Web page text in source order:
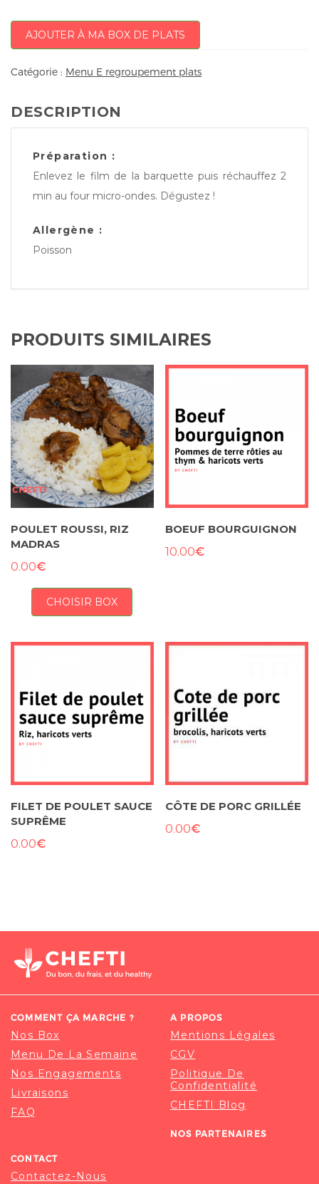
AJOUTER À MA BOX DE PLATS
Catégorie : Menu E regroupement plats
DESCRIPTION
Préparation :
Enlevez le film de la barquette puis réchauffez 2
min au four micro-ondes. Dégustez !
Allergène :
Poisson
PRODUITS SIMILAIRES
POULET ROUSSI, RIZ
MADRAS
0.00€
CHOISIR BOX
BOEUF BOURGUIGNON
10.00€
FILET DE POULET SAUCE
SUPRÊME
0.00€
CÔTE DE PORC GRILLÉE
0.00€
COMMENT ÇA MARCHE ?
Nos Box
Menu De La Semaine
Nos Engagements
Livraisons
FAQ
A PROPOS
Mentions Légales
CGV
Politique De
Confidentialité
CHEFTI Blog
NOS PARTENAIRES
CONTACT
Contactez-Nous